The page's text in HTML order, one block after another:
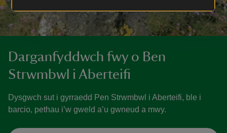
Darganfyddwch fwy o Ben
Strwmbwl i Aberteifi
Dysgwch sut i gyrraedd Pen Strwmbwl i Aberteifi, ble i
barcio, pethau i’w gweld a’u gwneud a mwy.